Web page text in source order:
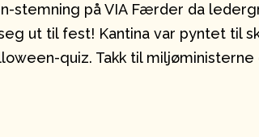
stemning på VIA Færder da
ut til fest! Kantina var pyntet til
quiz. Takk til